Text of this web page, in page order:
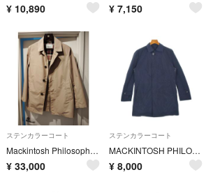
¥ 10,890 ¥ 7,150
ステンカラーコート
Mackintosh Philosophy ステンカラーコート 男性用サイズ40
¥ 33,000
ステンカラーコート
MACKINTOSH PHILOSOPHY ステンカラーコート M 紺 【古着】【中古】【送料無料】
¥ 8,000